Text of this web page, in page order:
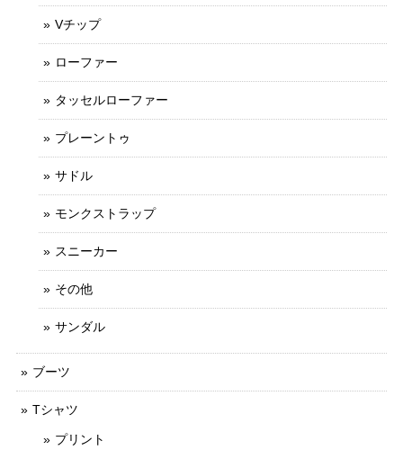
Vチップ
ローファー
タッセルローファー
プレーントゥ
サドル
モンクストラップ
スニーカー
その他
サンダル
ブーツ
Tシャツ
プリント